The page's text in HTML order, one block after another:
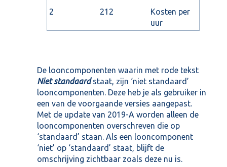
2
212
Kosten per
uur
De looncomponenten waarin met rode tekst
Niet standaardstaat, zijn ‘niet standaard’
looncomponenten. Deze heb je als gebruiker in
een van de voorgaande versies aangepast.
Met de update van 2019-A worden alleen de
looncomponenten overschreven die op
‘standaard’ staan. Als een looncomponent
‘niet’ op ‘standaard’ staat, blijft de
omschrijving zichtbaar zoals deze nu is.